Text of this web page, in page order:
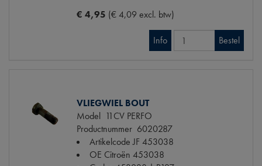
€ 4,95 (€ 4,09 excl. btw)
Info Bestel
VLIEGWIEL BOUT
Model 11CV PERFO
Productnummer 6020287
Artikelcode JF453038
OE Citroën 453038